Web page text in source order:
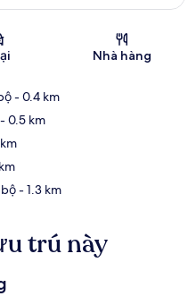
đồ
Nhà hàng
- 0.4 km
- 0.5 km
- 1.3 km
trú này